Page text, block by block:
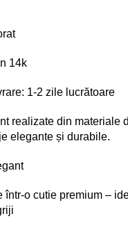
14k
1-2 zile lucrătoare
realizate din materiale
elegante și durabile.
într-o cutie premium –